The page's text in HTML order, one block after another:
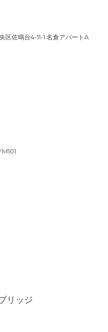
佐鳴台4-11-1 名倉アパートA
リッジ